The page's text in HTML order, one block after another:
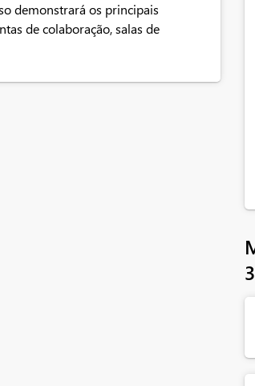
demonstrará os principais
de colaboração, salas de